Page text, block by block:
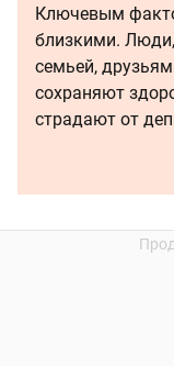
Ключевым
близкими.
семьей,
сохраняют
страдают от